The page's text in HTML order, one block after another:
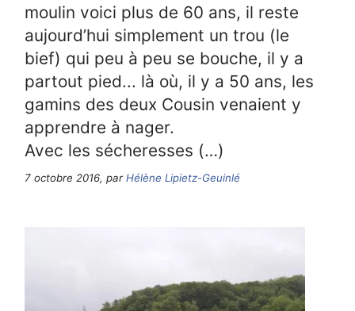
moulin voici plus de 60 ans, il reste
aujourd’hui simplement un trou (le
bief) qui peu à peu se bouche, il y a
partout pied... là où, il y a 50 ans, les
gamins des deux Cousin venaient y
apprendre à nager.
Avec les sécheresses (…)
7 octobre 2016, parHélène Lipietz-Geuinlé